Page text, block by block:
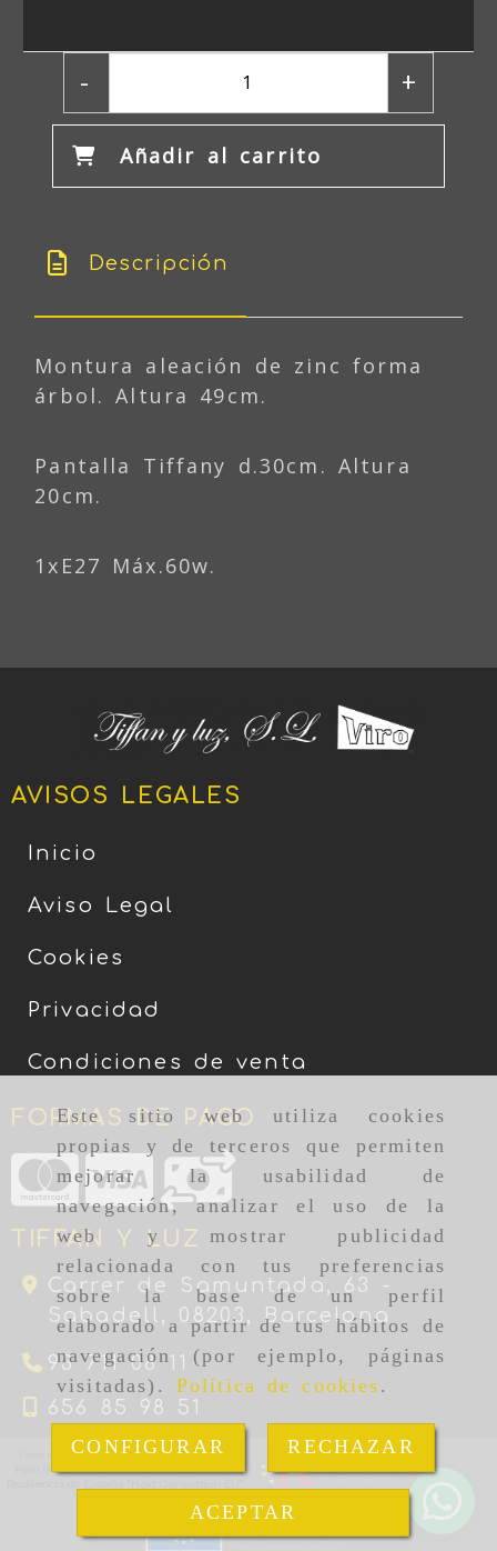
Este sitio web utiliza cookies
propias y de terceros que permiten
mejorar la usabilidad de
navegación, analizar el uso de la
web y mostrar publicidad
relacionada con tus preferencias
sobre la base de un perfil
elaborado a partir de tus hábitos de
navegación (por ejemplo, páginas
visitadas). Política de cookies .
CONFIGURAR RECHAZAR
ACEPTAR
- +
Añadir al carrito
Descripción
Montura aleación de zinc forma
árbol. Altura 49cm.
Pantalla Tiffany d.30cm. Altura
20cm.
1xE27 Máx.60w.
AVISOS LEGALES
Inicio
Aviso Legal
Cookies
Privacidad
Condiciones de venta
FORMAS DE PAGO
TIFFAN Y LUZ
Carrer de Samuntada, 63 -
Sabadell, 08203, Barcelona
93 711 08 11
656 85 98 51